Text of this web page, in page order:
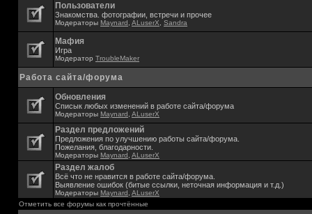
Пользователи
Знакомства. фотографии, встречи и прочее
Модераторы Maynard ALuserX Sandra
Мафия
Игра
Модератор TroubleMaker
Работа сайта/форума
Обновления
Списык любых изменений в работе сайта/форума
Модераторы Maynard ALuserX
Раздел предложений
Предложения по улучшению работы сайта/форума.
Пожелания, благодарности.
Модераторы Maynard ALuserX
Раздел жалоб
Всё что не нравится в работе сайта/форума.
Выявление ошибок (битые ссылки, неточная информация и т.д.)
Модераторы Maynard ALuserX
Отметить все форумы как прочтённые